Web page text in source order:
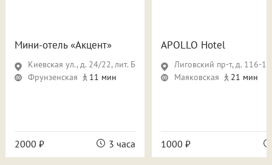
Мини-отель «Акцент»
Киевская ул., д. 24/22, лит. Б
Фрунзенская
11 мин
2000 ₽ 3 часа
APOLLO Hotel
Лиговский пр-т, д. 116-118,
Маяковская
21 мин
1000 ₽